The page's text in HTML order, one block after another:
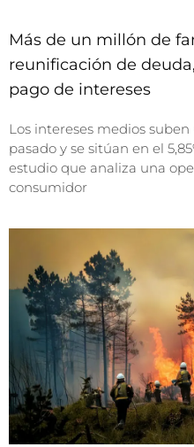
Más de un millón de
reunificación de
pago de intereses
Los intereses medios
pasado y se sitúan en el
estudio que analiza una
consumidor